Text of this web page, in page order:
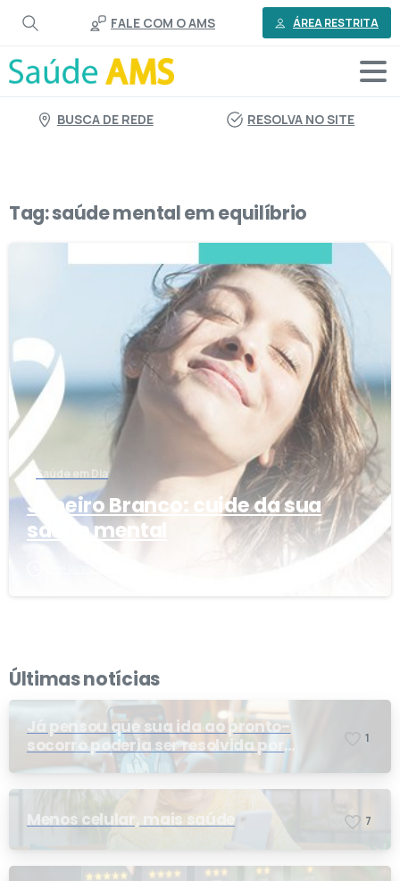
conteúdo
FALE COM O AMS ÁREA RESTRITA
BUSCA DE REDE RESOLVA NO SITE
Tag:saúde mental em equilíbrio
Saúde em Dia
Janeiro Branco: cuide da sua
saúde mental
Últimas notícias
Já pensou que sua ida ao pronto-
socorro poderia ser resolvida por
telemedicina?
1
Menos celular, mais saúde 7